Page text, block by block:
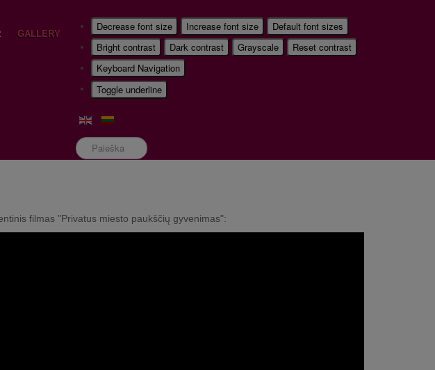
Decrease font size Increase font size
Default font sizes
Bright contrast
Dark contrast Grayscale
Reset contrast
Keyboard Navigation
Toggle underline
Paieška
GALLERY
filmas "Privatus miesto paukščių gyvenimas":